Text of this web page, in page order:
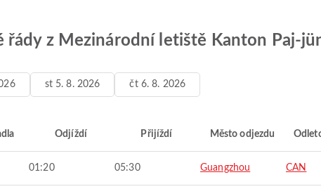
z Mezinárodní letiště Kanton Paj-
st 5. 8. 2026 čt 6. 8. 2026
Odjíždí Přijíždí Město odjezdu
01:20 05:30 Guangzhou CAN